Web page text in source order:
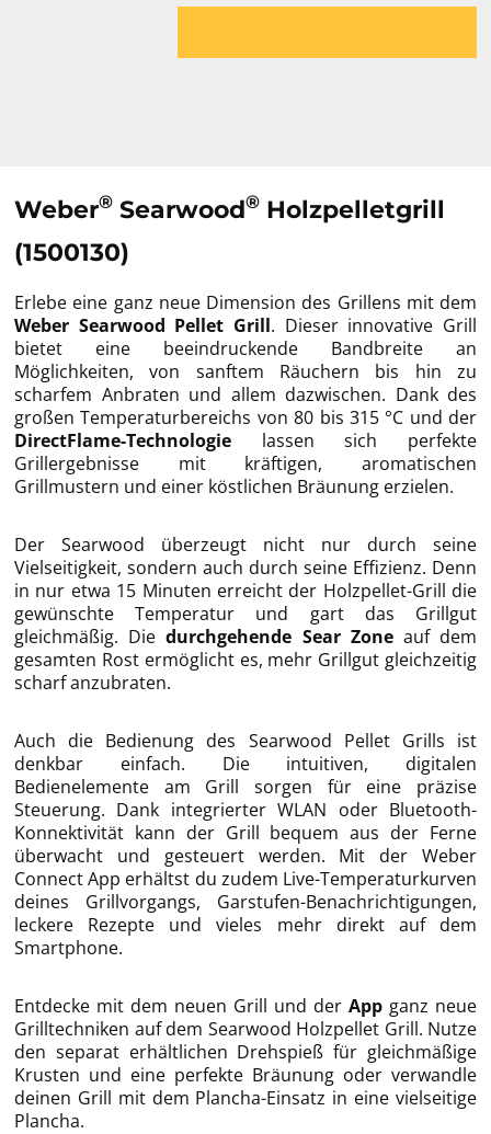
Weber® Searwood® Holzpelletgrill
(1500130)
Erlebe eine ganz neue Dimension des Grillens mit dem
Weber Searwood Pellet Grill. Dieser innovative Grill
bietet eine beeindruckende Bandbreite an
Möglichkeiten, von sanftem Räuchern bis hin zu
scharfem Anbraten und allem dazwischen. Dank des
großen Temperaturbereichs von 80 bis 315 °C und der
DirectFlame-Technologie lassen sich perfekte
Grillergebnisse mit kräftigen, aromatischen
Grillmustern und einer köstlichen Bräunung erzielen.
Der Searwood überzeugt nicht nur durch seine
Vielseitigkeit, sondern auch durch seine Effizienz. Denn
in nur etwa 15 Minuten erreicht der Holzpellet-Grill die
gewünschte Temperatur und gart das Grillgut
gleichmäßig. Diedurchgehende Sear Zoneauf dem
gesamten Rost ermöglicht es, mehr Grillgut gleichzeitig
scharf anzubraten.
Auch die Bedienung des Searwood Pellet Grills ist
denkbar einfach. Die intuitiven, digitalen
Bedienelemente am Grill sorgen für eine präzise
Steuerung. Dank integrierter WLAN oder Bluetooth-
Konnektivität kann der Grill bequem aus der Ferne
überwacht und gesteuert werden. Mit der Weber
Connect App erhältst du zudem Live-Temperaturkurven
deines Grillvorgangs, Garstufen-Benachrichtigungen,
leckere Rezepte und vieles mehr direkt auf dem
Smartphone.
Entdecke mit dem neuen Grill und der App ganz neue
Grilltechniken auf dem Searwood Holzpellet Grill. Nutze
den separat erhältlichen Drehspieß für gleichmäßige
Krusten und eine perfekte Bräunung oder verwandle
deinen Grill mit dem Plancha-Einsatz in eine vielseitige
Plancha.